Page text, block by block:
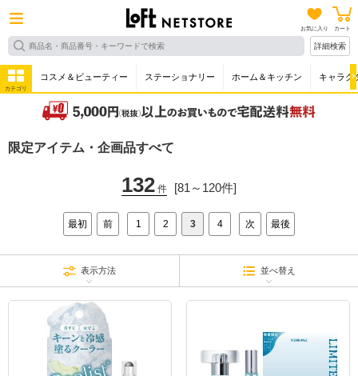
お気に入り カート
詳細検索
カテゴリ
コスメ＆ビューティー ステーショナリー ホーム＆キッチン キャラク
限定アイテム・企画品すべて
132 件 [81～120件]
最初 前 1 2 3 4 次 最後
表示方法 並べ替え